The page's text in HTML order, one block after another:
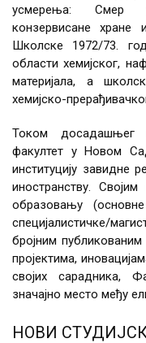
усмерења: Смер
конзервисане
Школске 1972/73.
области хемијског,
материјала, а
хемијско-
Током досадашњег
факултет у Новом
институцију завидне
иностранству.
образовању
специјалистичке/
бројним
пројектима,
својих сарадника,
значајно место међу
НОВИ